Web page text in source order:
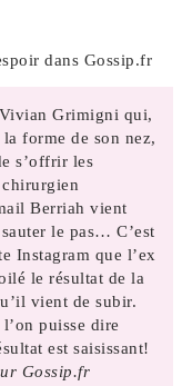
Grimigni qui,
forme de son nez,
s’offrir les
chirurgien
Berriah vient
le pas… C’est
Instagram que l’ex
le résultat de la
vient de subir.
puisse dire
est saisissant!
Gossip.fr